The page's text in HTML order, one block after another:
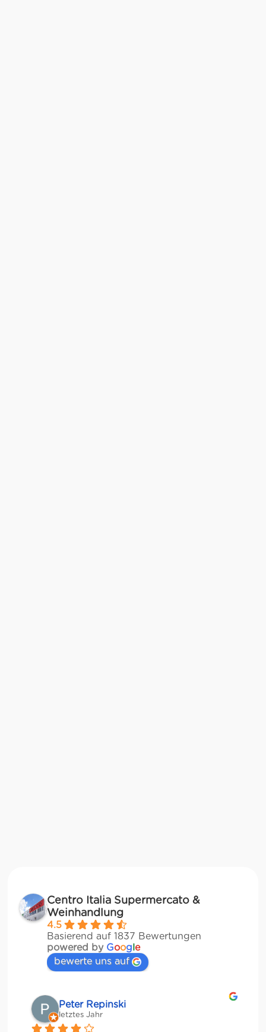
Centro Italia Supermercato &
Weinhandlung
4.5
Basierend auf 1837 Bewertungen
powered by Google
bewerte uns auf
Matze
letztes Jahr